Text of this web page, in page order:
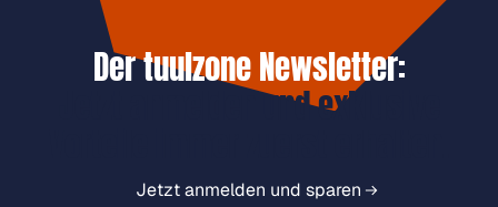
Der tuulzone Newsletter:
Jetzt anmelden und exklusive
Jetzt anmelden und sparen